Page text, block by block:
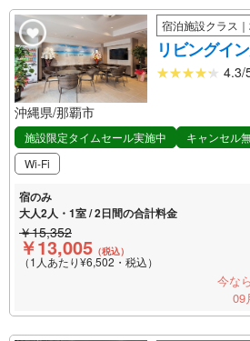
宿泊施設クラス
リビングイ
4.3/
沖縄県/那覇市
施設限定タイムセール実施中
キャンセル
Wi-Fi
宿のみ
大人2人・1室 / 2日間の合計料金
￥15,352
￥13,005 （税込）
（1人あたり¥6,502・税込）
今な
09